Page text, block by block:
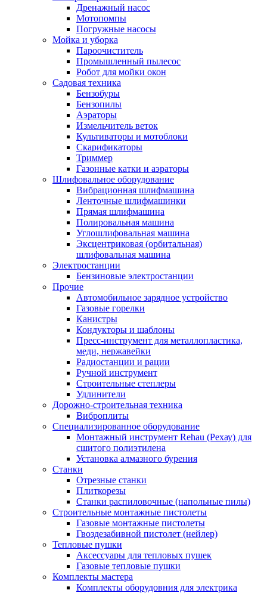
Дренажный насос
Мотопомпы
Погружные насосы
Мойка и уборка
Пароочиститель
Промышленный пылесос
Робот для мойки окон
Садовая техника
Бензобуры
Бензопилы
Аэраторы
Измельчитель веток
Культиваторы и мотоблоки
Скарификаторы
Триммер
Газонные катки и аэраторы
Шлифовальное оборудование
Вибрационная шлифмашина
Ленточные шлифмашинки
Прямая шлифмашина
Полировальная машина
Углошлифовальная машина
Эксцентриковая (орбитальная)
шлифовальная машина
Электростанции
Бензиновые электростанции
Прочие
Автомобильное зарядное устройство
Газовые горелки
Канистры
Кондукторы и шаблоны
Пресс-инструмент для металлопластика,
меди, нержавейки
Радиостанции и рации
Ручной инструмент
Строительные степлеры
Удлинители
Дорожно-строительная техника
Виброплиты
Специализированное оборудование
Монтажный инструмент Rehau (Рехау) для
сшитого полиэтилена
Установка алмазного бурения
Станки
Отрезные станки
Плиткорезы
Станки распиловочные (напольные пилы)
Строительные монтажные пистолеты
Газовые монтажные пистолеты
Гвоздезабивной пистолет (нейлер)
Тепловые пушки
Аксессуары для тепловых пушек
Газовые тепловые пушки
Комплекты мастера
Комплекты оборудовния для электрика